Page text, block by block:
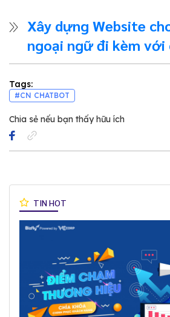
Xây dựng Website
ngoại ngữ đi kèm với
lý khách hàng qua
hiệu quả
Tags:
#CN CHATBOT
Chia sẻ nếu bạn thấy hữu ích
TIN HOT